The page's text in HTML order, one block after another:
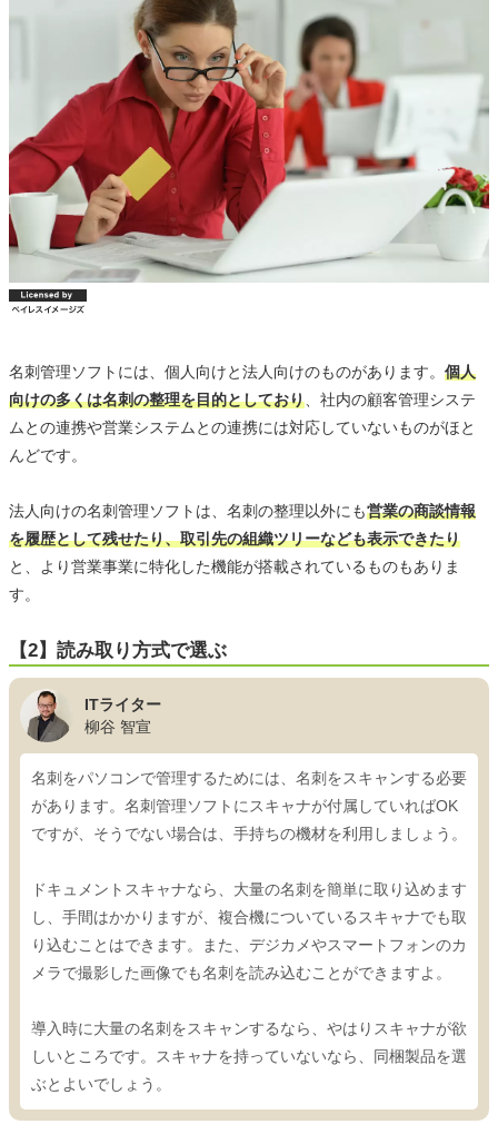
名刺管理ソフトには、個人向けと法人向けのものがあります。 個人
向けの多くは名刺の整理を目的としており 、社内の顧客管理システ
ムとの連携や営業システムとの連携には対応していないものがほと
んどです。
法人向けの名刺管理ソフトは、名刺の整理以外にも営業の商談情報
を履歴として残せたり、取引先の組織ツリーなども表示できたり
と、より営業事業に特化した機能が搭載されているものもありま
す。
【2】読み取り方式で選ぶ
ITライター
柳谷 智宣
名刺をパソコンで管理するためには、名刺をスキャンする必要
があります。名刺管理ソフトにスキャナが付属していればOK
ですが、そうでない場合は、手持ちの機材を利用しましょう。
ドキュメントスキャナなら、大量の名刺を簡単に取り込めます
し、手間はかかりますが、複合機についているスキャナでも取
り込むことはできます。また、デジカメやスマートフォンのカ
メラで撮影した画像でも名刺を読み込むことができますよ。
導入時に大量の名刺をスキャンするなら、やはりスキャナが欲
しいところです。スキャナを持っていないなら、同梱製品を選
ぶとよいでしょう。